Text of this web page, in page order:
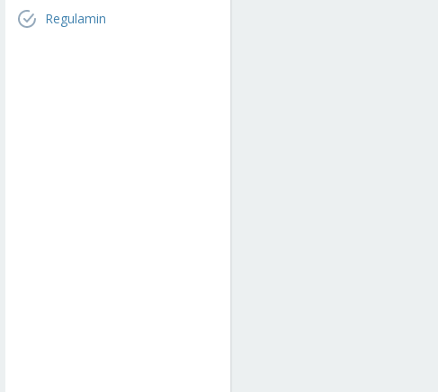
Regulamin